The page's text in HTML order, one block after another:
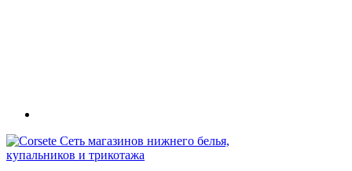
Сеть магазинов нижнего белья,
купальников и трикотажа